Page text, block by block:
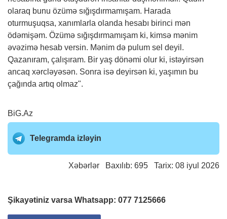
olaraq bunu özümə sığışdırmamışam. Harada
oturmuşuqsa, xanımlarla olanda hesabı birinci mən
ödəmişəm. Özümə sığışdırmamışam ki, kimsə mənim
əvəzimə hesab versin. Mənim də pulum sel deyil.
Qazanıram, çalışıram. Bir yaş dönəmi olur ki, istəyirsən
ancaq xərcləyəsən. Sonra isə deyirsən ki, yaşımın bu
çağında artıq olmaz".
BiG.Az
Telegramda izləyin
Xəbərlər Baxılıb: 695 Tarix: 08 iyul 2026
Şikayətiniz varsa Whatsapp: 077 7125666